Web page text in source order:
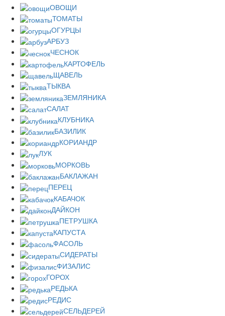
ОВОЩИ
ТОМАТЫ
ОГУРЦЫ
АРБУЗ
ЧЕСНОК
КАРТОФЕЛЬ
ЩАВЕЛЬ
ТЫКВА
ЗЕМЛЯНИКА
САЛАТ
КЛУБНИКА
БАЗИЛИК
КОРИАНДР
ЛУК
МОРКОВЬ
БАКЛАЖАН
ПЕРЕЦ
КАБАЧОК
ДАЙКОН
ПЕТРУШКА
КАПУСТА
ФАСОЛЬ
СИДЕРАТЫ
ФИЗАЛИС
ГОРОХ
РЕДЬКА
РЕДИС
СЕЛЬДЕРЕЙ